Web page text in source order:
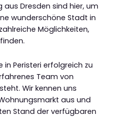
aus Dresden sind hier, um
wunderschöne Stadt in
Möglichkeiten,
in Peristeri erfolgreich zu
Team von
Wir kennen uns
aus und
Stand der verfügbaren